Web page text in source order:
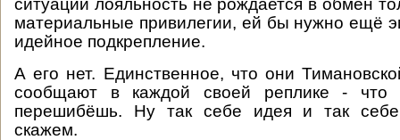
ситуации лояльность не рождается в обмен
материальные привилегии, ей бы нужно ещё
идейное подкрепление.
А его нет. Единственное, что они
сообщают в каждой своей реплике - что
перешибёшь. Ну так себе идея и так
скажем.